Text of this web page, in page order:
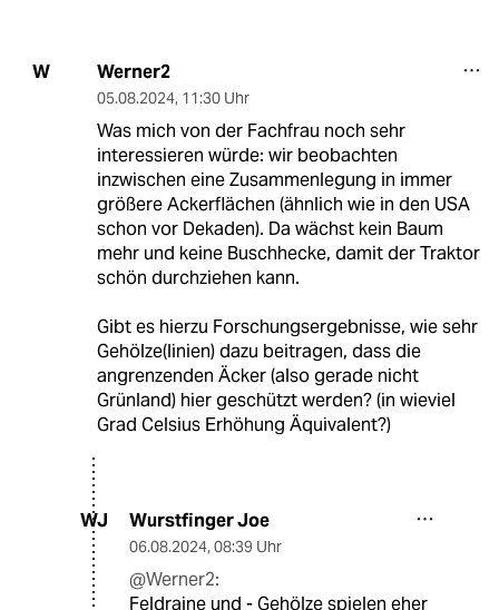
W Werner2
05.08.2024, 11:30 Uhr
Was mich von der Fachfrau noch sehr
interessieren würde: wir beobachten
inzwischen eine Zusammenlegung in immer
größere Ackerflächen (ähnlich wie in den USA
schon vor Dekaden). Da wächst kein Baum
mehr und keine Buschhecke, damit der Traktor
schön durchziehen kann.
Gibt es hierzu Forschungsergebnisse, wie sehr
Gehölze(linien) dazu beitragen, dass die
angrenzenden Äcker (also gerade nicht
Grünland) hier geschützt werden? (in wieviel
Grad Celsius Erhöhung Äquivalent?)
WJ Wurstfinger Joe
06.08.2024, 08:39 Uhr
@Werner2:
Feldraine und - Gehölze spielen eher